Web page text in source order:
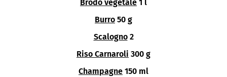
Brodo vegetale 1 l
Burro 50 g
Scalogno 2
Riso Carnaroli 300 g
Champagne 150 ml